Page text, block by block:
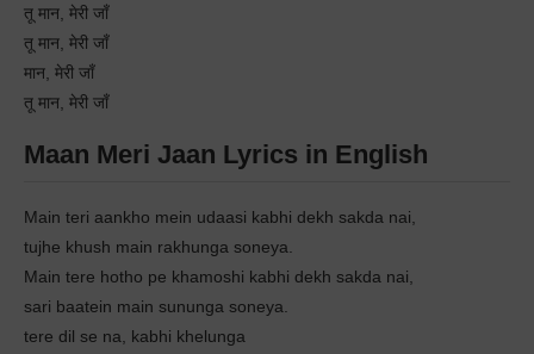
तू मान, मेरी जाँ
तू मान, मेरी जाँ
मान, मेरी जाँ
तू मान, मेरी जाँ
Maan Meri Jaan Lyrics in English
Main teri aankho mein udaasi kabhi dekh sakda nai,
tujhe khush main rakhunga soneya.
Main tere hotho pe khamoshi kabhi dekh sakda nai,
sari baatein main sununga soneya.
tere dil se na, kabhi khelunga